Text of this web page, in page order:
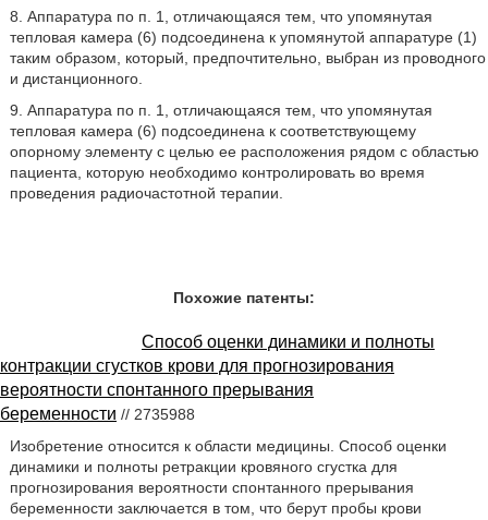
8. Аппаратура по п. 1, отличающаяся тем, что упомянутая
тепловая камера (6) подсоединена к упомянутой аппаратуре (1)
таким образом, который, предпочтительно, выбран из проводного
и дистанционного.
9. Аппаратура по п. 1, отличающаяся тем, что упомянутая
тепловая камера (6) подсоединена к соответствующему
опорному элементу с целью ее расположения рядом с областью
пациента, которую необходимо контролировать во время
проведения радиочастотной терапии.
Похожие патенты:
Способ оценки динамики и полноты
контракции сгустков крови для прогнозирования
вероятности спонтанного прерывания
беременности // 2735988
Изобретение относится к области медицины. Способ оценки
динамики и полноты ретракции кровяного сгустка для
прогнозирования вероятности спонтанного прерывания
беременности заключается в том, что берут пробы крови